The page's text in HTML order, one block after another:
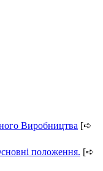
Виробництва [➪
положення. [➪